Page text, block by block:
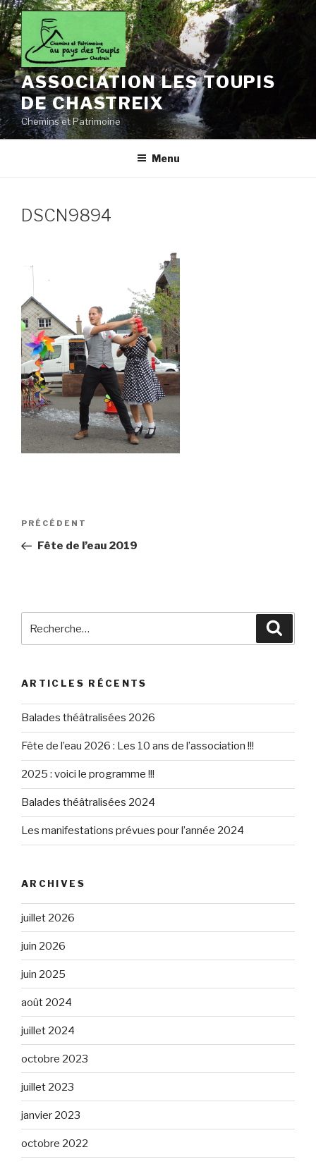
Aller
au
contenu
principal
ASSOCIATION LES TOUPIS
DE CHASTREIX
Chemins et Patrimoine
Menu
DSCN9894
Navigation
l’article
Article
précédent
PRÉCÉDENT
Fête de l’eau 2019
ARTICLES RÉCENTS
Balades théâtralisées 2026
Fête de l’eau 2026 : Les 10 ans de l’association !!!
2025 : voici le programme !!!
Balades théâtralisées 2024
Les manifestations prévues pour l’année 2024
ARCHIVES
juillet 2026
juin 2026
juin 2025
août 2024
juillet 2024
octobre 2023
juillet 2023
janvier 2023
octobre 2022